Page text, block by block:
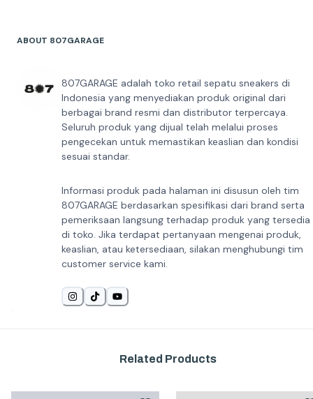
ABOUT 807GARAGE
807GARAGE adalah toko retail sepatu sneakers di
Indonesia yang menyediakan produk original dari
berbagai brand resmi dan distributor terpercaya.
Seluruh produk yang dijual telah melalui proses
pengecekan untuk memastikan keaslian dan kondisi
sesuai standar.
Informasi produk pada halaman ini disusun oleh tim
807GARAGE berdasarkan spesifikasi dari brand serta
pemeriksaan langsung terhadap produk yang tersedia
di toko. Jika terdapat pertanyaan mengenai produk,
keaslian, atau ketersediaan, silakan menghubungi tim
customer service kami.
Related Products